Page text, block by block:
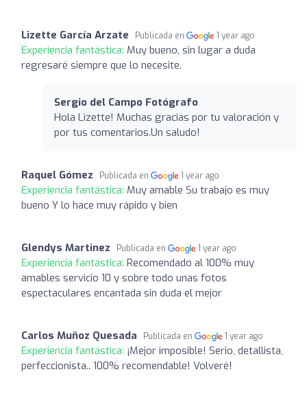
Lizette García Arzate Publicada en 1 year ago
Experiencia fantástica: Muy bueno, sin lugar a duda
regresaré siempre que lo necesite.
Sergio del Campo Fotógrafo
Hola Lizette! Muchas gracias por tu valoración y
por tus comentarios.Un saludo!
Raquel Gómez Publicada en 1 year ago
Experiencia fantástica: Muy amable Su trabajo es muy
bueno Y lo hace muy rápido y bien
Glendys Martinez Publicada en 1 year ago
Experiencia fantástica: Recomendado al 100% muy
amables servicio 10 y sobre todo unas fotos
espectaculares encantada sin duda el mejor
Carlos Muñoz Quesada Publicada en 1 year ago
Experiencia fantástica: ¡Mejor imposible! Serio, detallista,
perfeccionista.. 100% recomendable! Volveré!